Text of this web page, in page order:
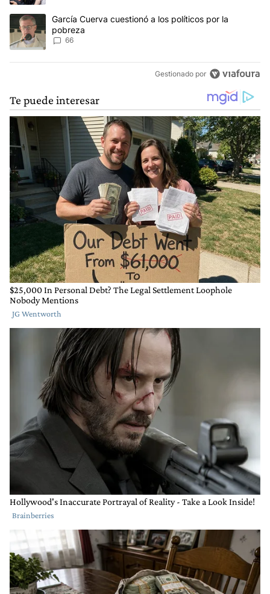
Un artículo de tendencia con el título "García Cuerva cuestionó
García Cuerva cuestionó a los políticos por la
pobreza
66
Gestionado por